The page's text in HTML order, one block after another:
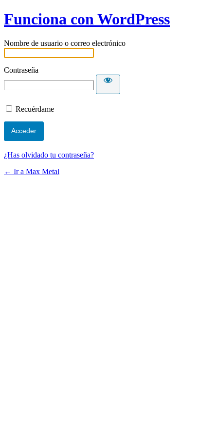
Funciona con WordPress
Nombre de usuario o correo electrónico
Contraseña
Recuérdame
¿Has olvidado tu contraseña?
← Ir a Max Metal